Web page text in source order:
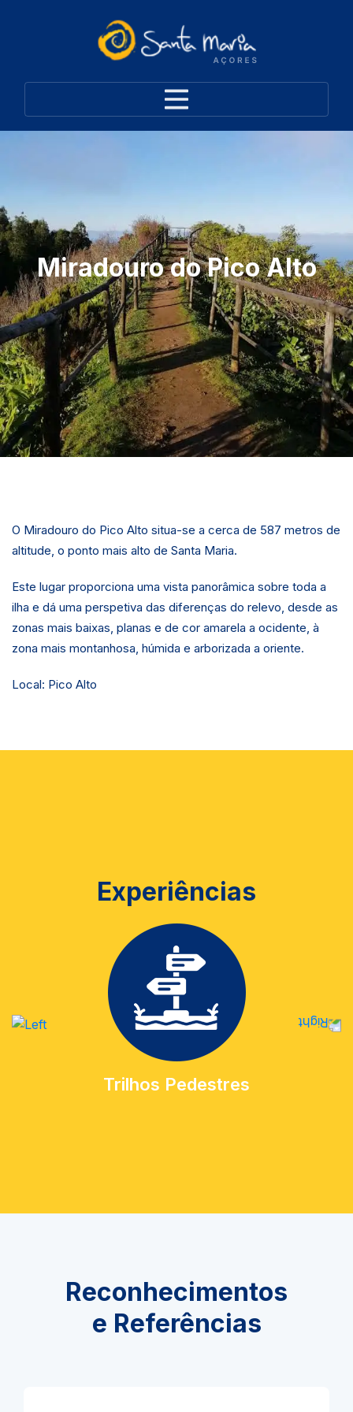
Miradouro do Pico Alto
O Miradouro do Pico Alto situa-se a cerca de 587 metros de
altitude, o ponto mais alto de Santa Maria.
Este lugar proporciona uma vista panorâmica sobre toda a
ilha e dá uma perspetiva das diferenças do relevo, desde as
zonas mais baixas, planas e de cor amarela a ocidente, à
zona mais montanhosa, húmida e arborizada a oriente.
Local: Pico Alto
Experiências
Trilhos Pedestres
Reconhecimentos
e Referências